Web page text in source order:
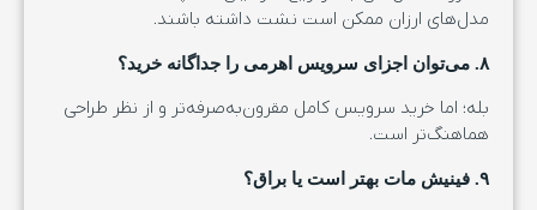
مدل‌های ارزان ممکن است نشت داشته باشند.
۸. می‌توان اجزای سرویس اهرمی را جداگانه خرید؟
بله؛ اما خرید سرویس کامل مقرون‌به‌صرفه‌تر و از نظر طراحی
هماهنگ‌تر است.
۹. فینیش مات بهتر است یا براق؟